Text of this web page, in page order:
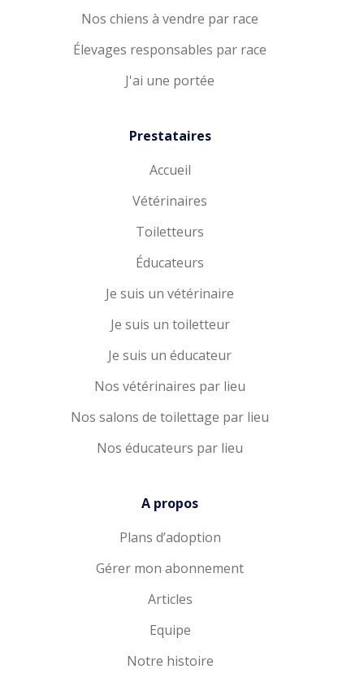
Nos chiens à vendre par race
Élevages responsables par race
J'ai une portée
Prestataires
Accueil
Vétérinaires
Toiletteurs
Éducateurs
Je suis un vétérinaire
Je suis un toiletteur
Je suis un éducateur
Nos vétérinaires par lieu
Nos salons de toilettage par lieu
Nos éducateurs par lieu
A propos
Plans d’adoption
Gérer mon abonnement
Articles
Equipe
Notre histoire